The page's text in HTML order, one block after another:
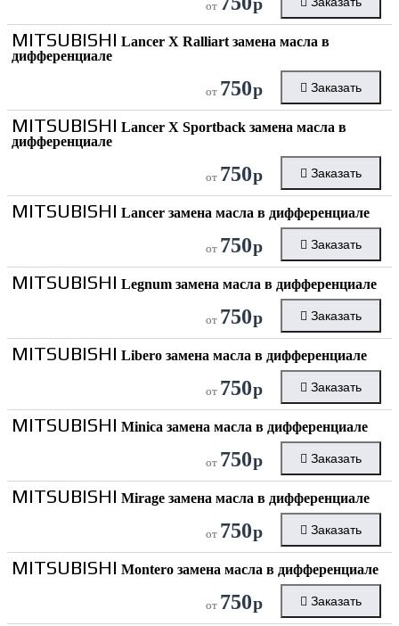
от
MITSUBISHI Lancer X Ralliart замена масла в
дифференциале
от 750р Заказать
MITSUBISHI Lancer X Sportback замена масла в
дифференциале
от 750р Заказать
MITSUBISHI Lancer замена масла в дифференциале
от 750р Заказать
MITSUBISHI Legnum замена масла в дифференциале
от 750р Заказать
MITSUBISHI Libero замена масла в дифференциале
от 750р Заказать
MITSUBISHI Minica замена масла в дифференциале
от 750р Заказать
MITSUBISHI Mirage замена масла в дифференциале
от 750р Заказать
MITSUBISHI Montero замена масла в дифференциале
от 750р Заказать